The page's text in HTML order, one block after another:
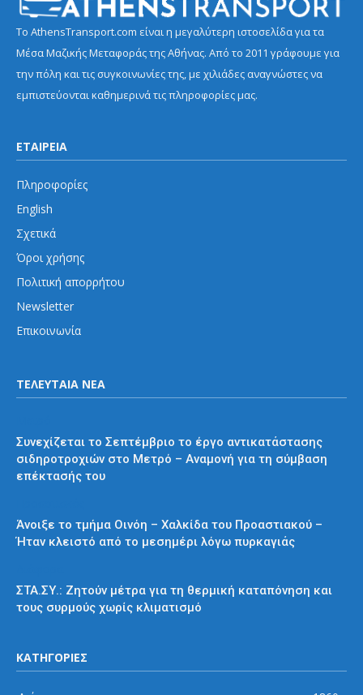
Το AthensTransport.com είναι η μεγαλύτερη ιστοσελίδα για τα
Μέσα Μαζικής Μεταφοράς της Αθήνας. Από το 2011 γράφουμε για
την πόλη και τις συγκοινωνίες της, με χιλιάδες αναγνώστες να
εμπιστεύονται καθημερινά τις πληροφορίες μας.
ΕΤΑΙΡΕΙΑ
Πληροφορίες
English
Σχετικά
Όροι χρήσης
Πολιτική απορρήτου
Newsletter
Επικοινωνία
ΤΕΛΕΥΤΑΙΑ ΝΕΑ
Συνεχίζεται το Σεπτέμβριο το έργο αντικατάστασης
σιδηροτροχιών στο Μετρό – Αναμονή για τη σύμβαση
επέκτασής του
Άνοιξε το τμήμα Οινόη – Χαλκίδα του Προαστιακού –
Ήταν κλειστό από το μεσημέρι λόγω πυρκαγιάς
ΣΤΑ.ΣΥ.: Ζητούν μέτρα για τη θερμική καταπόνηση και
τους συρμούς χωρίς κλιματισμό
ΚΑΤΗΓΟΡΙΕΣ